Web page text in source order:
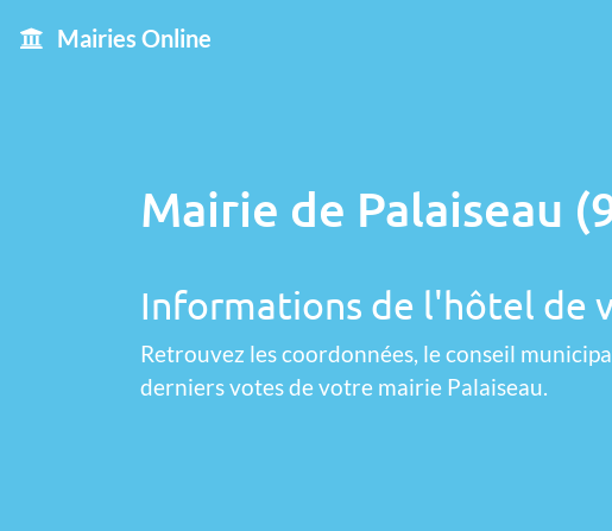
Mairies Online
Mairie de Palaiseau
Informations de l'hôtel de
Retrouvez les coordonnées, le conseil
derniers votes de votre mairie Palaiseau.